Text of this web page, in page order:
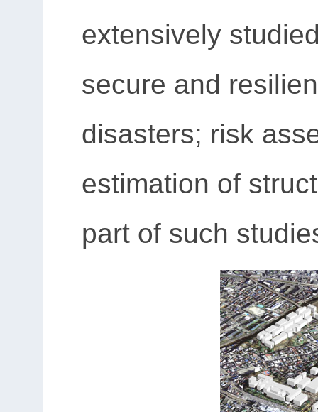
extensively
secure and
disasters; risk
estimation of
part of such